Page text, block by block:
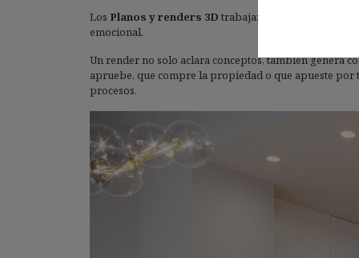
Los Planos y renders 3D trabajan juntos para
emocional.
Un render no solo aclara conceptos, también genera
apruebe, que compre la propiedad o que apueste por
procesos.